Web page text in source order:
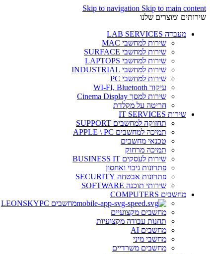
Skip to navigation Skip to main content
שירותים ומוצרים שלנו
מעבדה LAB SERVICES
שירות למחשבי MAC
שירות למחשבי SURFACE
שירות למחשבי LAPTOPS
שירות למחשבי INDUSTRIAL
שירות למחשבי PC
עיקור WI-FI, Bluetooth
שירות למסך Cinema Display
חריטה על מקלדת
שירות IT SERVICES
תחזוקה למחשבים SUPPORT
תמיכה למחשבים APPLE \ PC
טכנאי מחשבים
תמיכה מרחוק
שירות לעסקים BUSINESS IT
פתרונות גיבוי ואחסון
פתרונות אבטחה SECURITY
שירותי תוכנה SOFTWARE
מחשבים COMPUTERS
מחשבים LEONSKYPC
מחשבים מקצועיים
תחנות עבודה מקצועיות
מחשבים AI
מחשבי מיני
מחשבים משרדיים